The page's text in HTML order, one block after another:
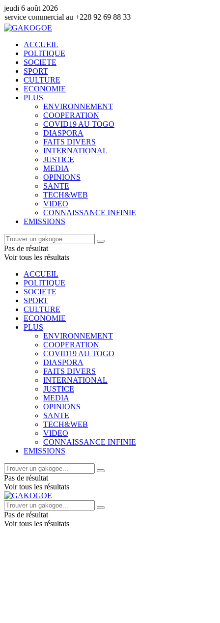
jeudi 6 août 2026
au +228 92 69 88 33
ACCUEIL
POLITIQUE
SOCIETE
SPORT
CULTURE
ECONOMIE
PLUS
ENVIRONNEMENT
COOPERATION
COVID19 AU TOGO
DIASPORA
FAITS DIVERS
INTERNATIONAL
JUSTICE
MEDIA
OPINIONS
SANTE
TECH&WEB
VIDEO
CONNAISSANCE INFINIE
EMISSIONS
Pas de résultat
Voir tous les résultats
ACCUEIL
POLITIQUE
SOCIETE
SPORT
CULTURE
ECONOMIE
PLUS
ENVIRONNEMENT
COOPERATION
COVID19 AU TOGO
DIASPORA
FAITS DIVERS
INTERNATIONAL
JUSTICE
MEDIA
OPINIONS
SANTE
TECH&WEB
VIDEO
CONNAISSANCE INFINIE
EMISSIONS
Pas de résultat
Voir tous les résultats
Pas de résultat
Voir tous les résultats